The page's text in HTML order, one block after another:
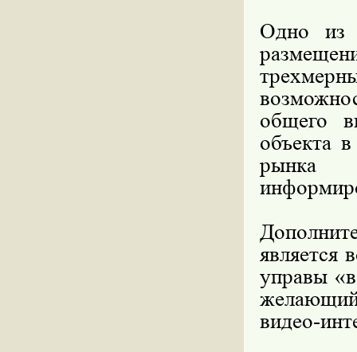
Одно из
общего
объекта
рынка
является
управы
видео-